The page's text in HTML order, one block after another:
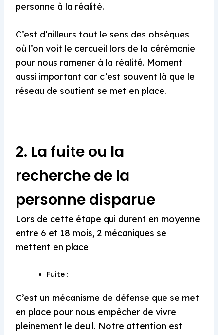
personne à la réalité.
C’est d’ailleurs tout le sens des obsèques
où l’on voit le cercueil lors de la cérémonie
pour nous ramener à la réalité. Moment
aussi important car c’est souvent là que le
réseau de soutient se met en place.
2. La fuite ou la
recherche de la
personne disparue
Lors de cette étape qui durent en moyenne
entre 6 et 18 mois, 2 mécaniques se
mettent en place
Fuite :
C’est un mécanisme de défense que se met
en place pour nous empêcher de vivre
pleinement le deuil. Notre attention est